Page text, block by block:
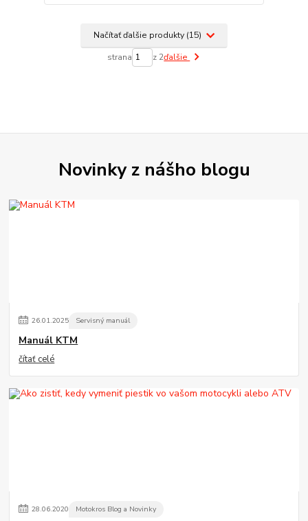
Načítať ďalšie produkty (15)
strana z 2ďalšie
Novinky z nášho blogu
26.01.2025 Servisný manuál
Manuál KTM
čítať celé
28.06.2020 Motokros Blog a Novinky